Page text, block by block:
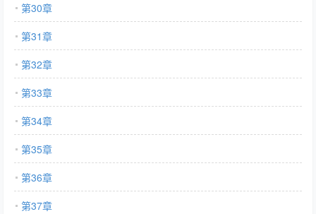
第30章
第31章
第32章
第33章
第34章
第35章
第36章
第37章